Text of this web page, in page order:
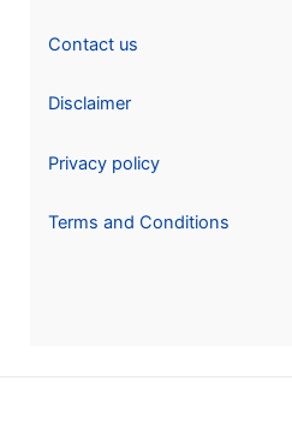
Contact us
Disclaimer
Privacy policy
Terms and Conditions